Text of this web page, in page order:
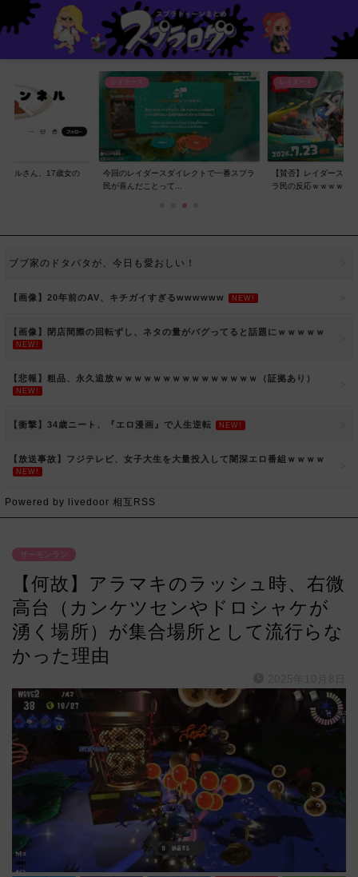
ネルさん、17歳女の
レイダース
今回のレイダースダイレクトで一番スプラ
民が喜んだことって...
レイダース
【賛否】レイダースダ
ラ民の反応ｗｗｗｗ...
ブブ家のドタバタが、今日も愛おしい！
【画像】20年前のAV、キチガイすぎるwwwwww NEW!
【画像】閉店間際の回転ずし、ネタの量がバグってると話題にｗｗｗｗｗ
NEW!
【悲報】粗品、永久追放ｗｗｗｗｗｗｗｗｗｗｗｗｗｗｗ（証拠あり）
NEW!
【衝撃】34歳ニート、『エロ漫画』で人生逆転 NEW!
【放送事故】フジテレビ、女子大生を大量投入して闇深エロ番組ｗｗｗｗ
NEW!
Powered by livedoor 相互RSS
サーモンラン
【何故】アラマキのラッシュ時、右微
高台（カンケツセンやドロシャケが
湧く場所）が集合場所として流行らな
かった理由